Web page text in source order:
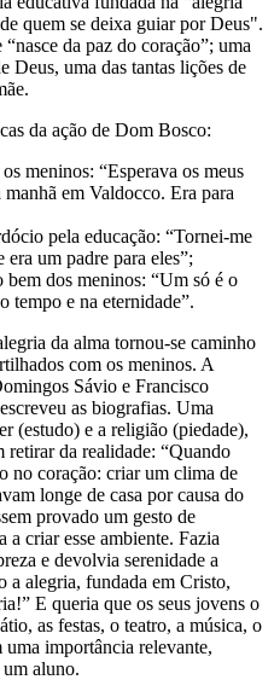
quem se deixa guiar por Deus".
da paz do coração”; uma
Deus, uma das tantas lições de
da ação de Dom Bosco:
meninos: “Esperava os meus
em Valdocco. Era para
pela educação: “Tornei-me
um padre para eles”;
dos meninos: “Um só é o
tempo e na eternidade”.
da alma tornou-se caminho
com os meninos. A
Sávio e Francisco
as biografias. Uma
(estudo) e a religião (piedade),
retirar da realidade: “Quando
no coração: criar um clima de
longe de casa por causa do
provado um gesto de
criar esse ambiente. Fazia
e devolvia serenidade a
a alegria, fundada em Cristo,
E queria que os seus jovens o
as festas, o teatro, a música, o
uma importância relevante,
aluno.